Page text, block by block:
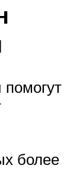
более